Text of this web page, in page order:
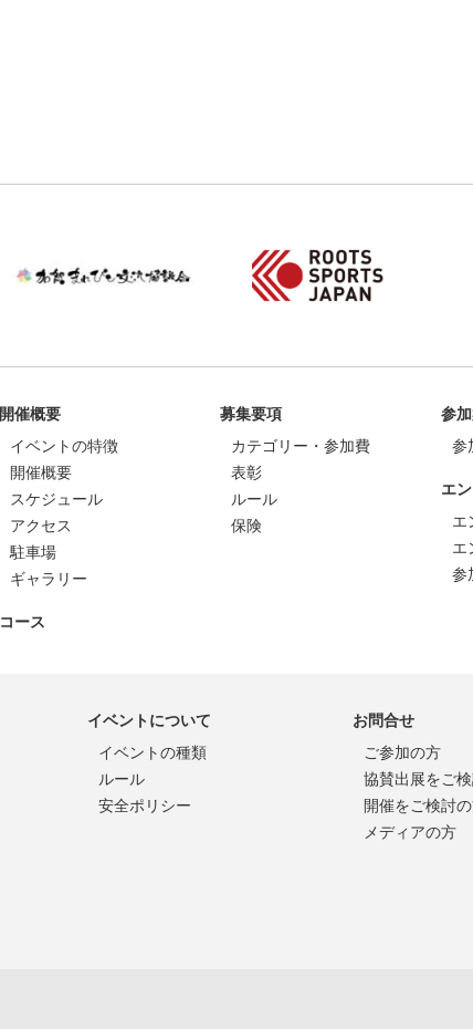
開催概要
イベントの特徴
開催概要
スケジュール
アクセス
駐車場
ギャラリー
コース
募集要項
カテゴリー・参加費
表彰
ルール
保険
参
参
エ
エ
エ
参
イベントについて
イベントの種類
ルール
安全ポリシー
お問合せ
ご参加の方
協賛出展をご
開催をご検討
メディアの方